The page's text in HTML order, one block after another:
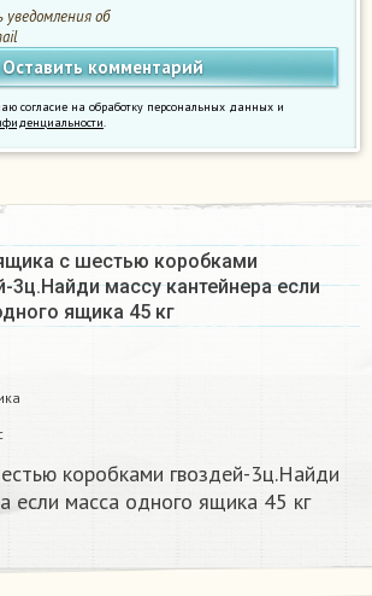
уведомления об
согласие на обработку персональных данных и
.
с шестью коробками
3ц.Найди массу кантейнера если
ящика 45 кг
коробками гвоздей-3ц.Найди
если масса одного ящика 45 кг